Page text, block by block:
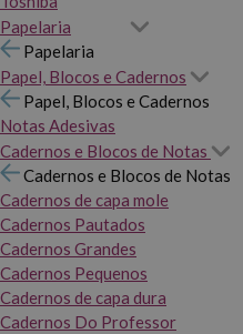
Papelaria
Papelaria
Papel, Blocos e Cadernos
Papel, Blocos e Cadernos
Notas Adesivas
Cadernos e Blocos de Notas
Cadernos e Blocos de Notas
Cadernos de capa mole
Cadernos Pautados
Cadernos Grandes
Cadernos Pequenos
Cadernos de capa dura
Cadernos Do Professor